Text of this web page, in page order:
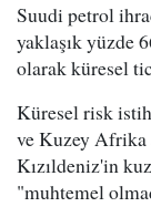
Suudi petrol
yaklaşık yüzde
olarak küresel
Küresel risk
ve Kuzey
Kızıldeniz'in
"muhtemel